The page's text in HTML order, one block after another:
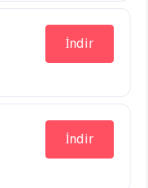
İndir
İndir